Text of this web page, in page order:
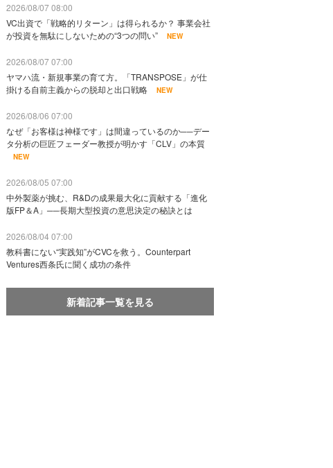
2026/08/07 08:00
VC出資で「戦略的リターン」は得られるか？ 事業会社
が投資を無駄にしないための“3つの問い”
NEW
2026/08/07 07:00
ヤマハ流・新規事業の育て方。「TRANSPOSE」が仕
掛ける自前主義からの脱却と出口戦略
NEW
2026/08/06 07:00
なぜ「お客様は神様です」は間違っているのか──デー
タ分析の巨匠フェーダー教授が明かす「CLV」の本質
NEW
2026/08/05 07:00
中外製薬が挑む、R&Dの成果最大化に貢献する「進化
版FP＆A」──長期大型投資の意思決定の秘訣とは
2026/08/04 07:00
教科書にない“実践知”がCVCを救う。Counterpart
Ventures西条氏に聞く成功の条件
新着記事一覧を見る